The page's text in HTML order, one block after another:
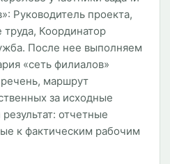
Руководитель проекта,
Координатор
После нее выполняем
«сеть филиалов»
маршрут
за исходные
отчетные
к фактическим рабочим